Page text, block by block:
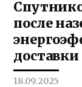
после
доставки
18.09.2025